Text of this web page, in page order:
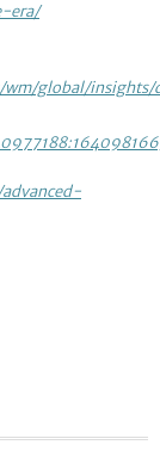
era/
wm/global/